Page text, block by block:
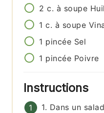
2 c. à soupe
1 c. à soupe
1 pincée Sel
1 pincée Poivre
Instructions
1. Dans un